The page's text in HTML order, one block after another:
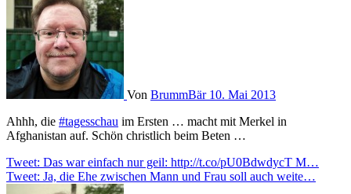
Von BrummBär 10. Mai 2013
Ahhh, die #tagesschau im Ersten … macht mit Merkel in
Afghanistan auf. Schön christlich beim Beten …
Beitragsnavigation
Tweet: Das war einfach nur geil: http://t.co/pU0BdwdycT M…
Tweet: Ja, die Ehe zwischen Mann und Frau soll auch weite…